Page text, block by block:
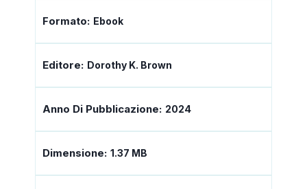
Formato: Ebook
Editore: Dorothy K. Brown
Anno Di Pubblicazione: 2024
Dimensione: 1.37 MB